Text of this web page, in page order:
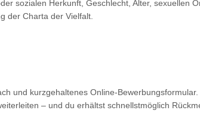
sozialen Herkunft, Geschlecht, Alter, sexuellen
der Charta der Vielfalt.
und kurzgehaltenes Online-
– und du erhältst schnellstmöglich